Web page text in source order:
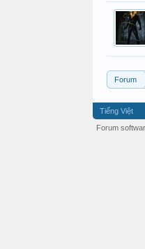
Forum
Tiếng Việt
Forum